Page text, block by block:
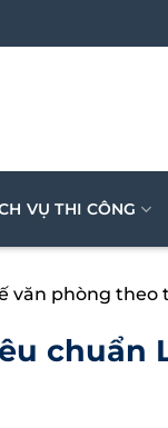
VỤ THI CÔNG
văn phòng theo
chuẩn